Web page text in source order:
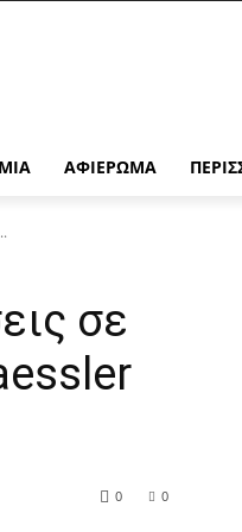
ΑΦΙΈΡΩΜΑ
σε
0
0